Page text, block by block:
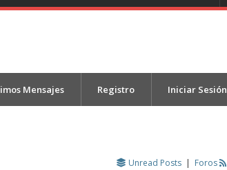
Mensajes Registro Iniciar Sesión
Unread Posts | Foros